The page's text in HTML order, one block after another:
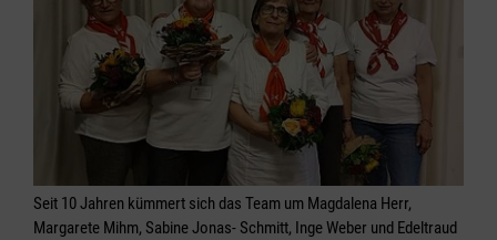
Seit 10 Jahren kümmert sich das Team um Magdalena Herr,
Margarete Mihm, Sabine Jonas- Schmitt, Inge Weber und Edeltraud